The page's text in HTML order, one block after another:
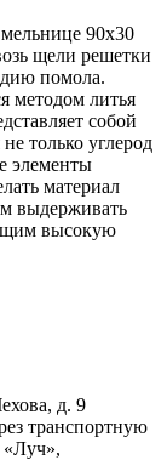
90х30
щели решетки
помола.
методом литья
собой
только углерод
элементы
материал
выдерживать
высокую
д. 9
транспортную